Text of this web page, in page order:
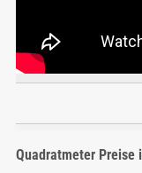
Quadratmeter